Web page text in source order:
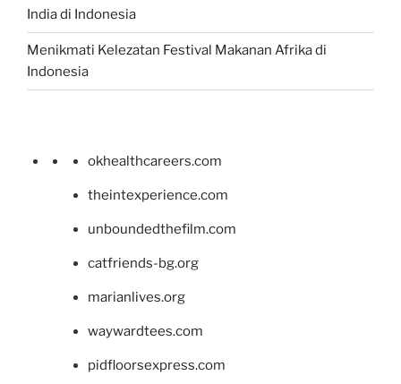
India di Indonesia
Menikmati Kelezatan Festival Makanan Afrika di
Indonesia
okhealthcareers.com
theintexperience.com
unboundedthefilm.com
catfriends-bg.org
marianlives.org
waywardtees.com
pidfloorsexpress.com